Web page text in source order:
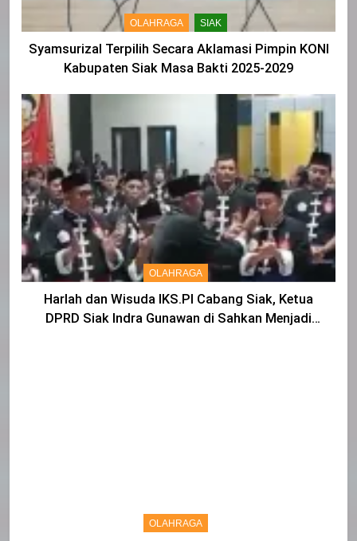
OLAHRAGA SIAK
Syamsurizal Terpilih Secara Aklamasi Pimpin KONI
Kabupaten Siak Masa Bakti 2025-2029
OLAHRAGA
Harlah dan Wisuda IKS.PI Cabang Siak, Ketua
DPRD Siak Indra Gunawan di Sahkan Menjadi
OLAHRAGA